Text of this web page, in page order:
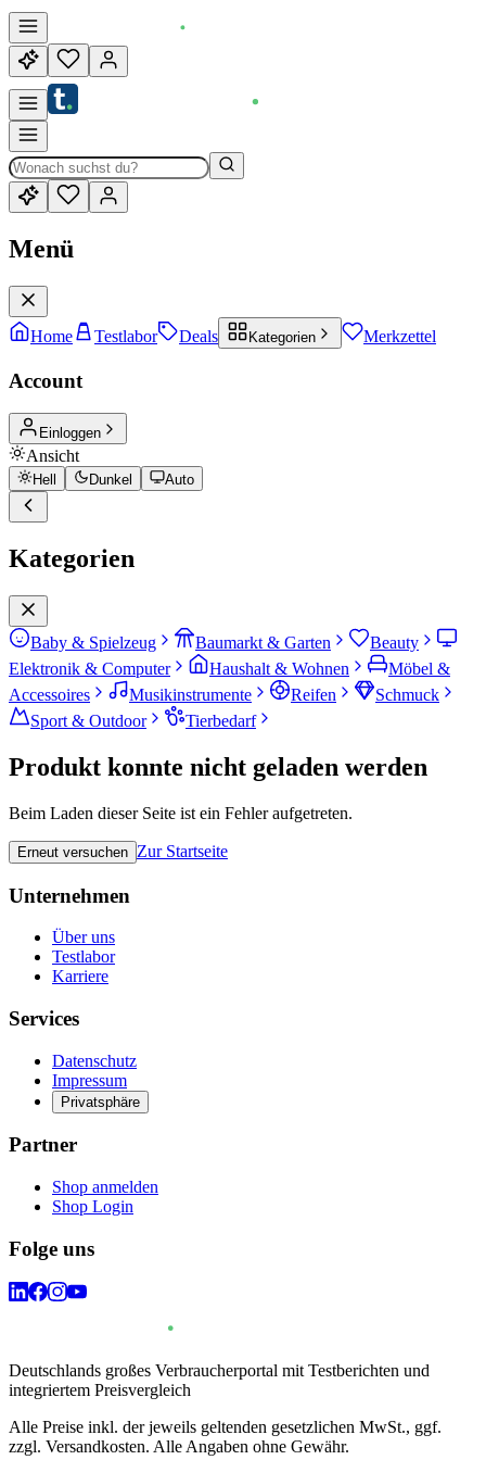
Menü
Home Testlabor Deals Kategorien Merkzettel
Account
Einloggen
Ansicht
Hell Dunkel Auto
Kategorien
Baby & Spielzeug Baumarkt & Garten
Beauty
Elektronik & Computer
Haushalt & Wohnen
Möbel &
Accessoires
Musikinstrumente Reifen
Schmuck
Sport & Outdoor
Tierbedarf
Produkt konnte nicht geladen werden
Beim Laden dieser Seite ist ein Fehler aufgetreten.
Erneut versuchen Zur Startseite
Unternehmen
Über uns
Testlabor
Karriere
Services
Datenschutz
Impressum
Privatsphäre
Partner
Shop anmelden
Shop Login
Folge uns
Deutschlands großes Verbraucherportal mit Testberichten und
integriertem Preisvergleich
Alle Preise inkl. der jeweils geltenden gesetzlichen MwSt., ggf.
zzgl. Versandkosten. Alle Angaben ohne Gewähr.